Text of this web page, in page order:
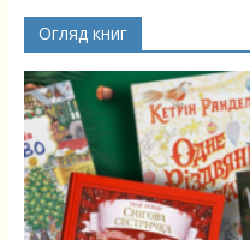
Огляд книг